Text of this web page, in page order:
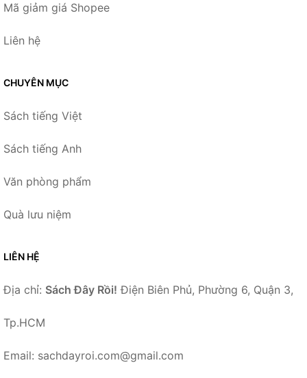
Mã giảm giá Shopee
Liên hệ
CHUYÊN MỤC
Sách tiếng Việt
Sách tiếng Anh
Văn phòng phẩm
Quà lưu niệm
LIÊN HỆ
Địa chỉ: Sách Đây Rồi! Điện Biên Phủ, Phường 6, Quận 3,
Tp.HCM
Email: sachdayroi.com@gmail.com